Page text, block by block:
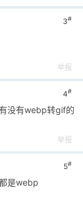
3#
举报
4#
没有webp转gif的
举报
5#
是webp